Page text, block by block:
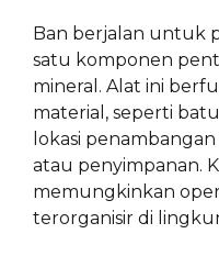
Ban berjalan untuk
satu komponen
mineral. Alat ini
material, seperti
lokasi
atau penyimpanan.
memungkinkan
terorganisir di